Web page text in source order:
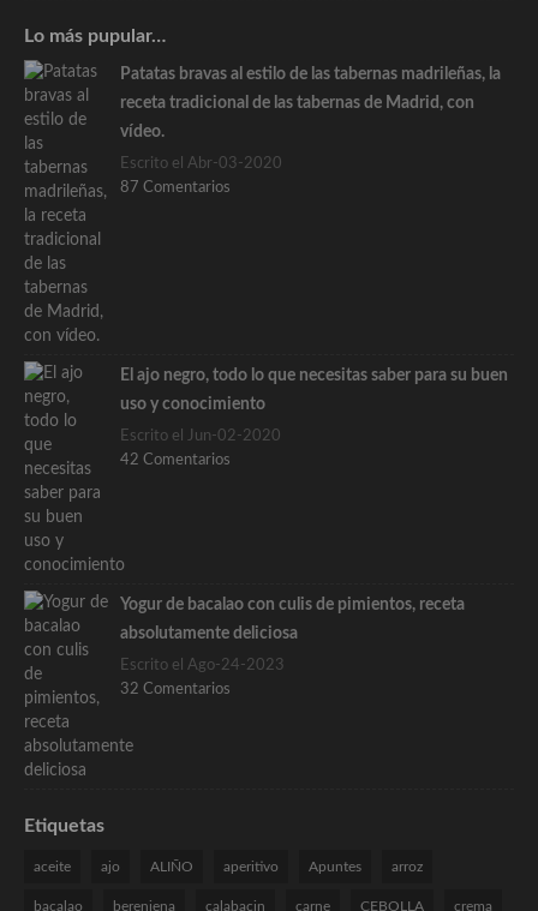
Lo más pupular…
Patatas bravas al estilo de las tabernas madrileñas, la
receta tradicional de las tabernas de Madrid, con
vídeo.
Escrito el Abr-03-2020
87 Comentarios
El ajo negro, todo lo que necesitas saber para su buen
uso y conocimiento
Escrito el Jun-02-2020
42 Comentarios
Yogur de bacalao con culis de pimientos, receta
absolutamente deliciosa
Escrito el Ago-24-2023
32 Comentarios
Etiquetas
aceite ajo ALIÑO aperitivo Apuntes arroz
bacalao berenjena calabacin carne CEBOLLA crema